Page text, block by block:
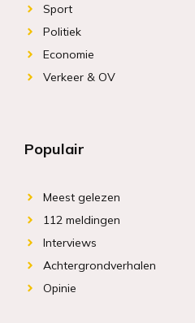
Sport
Politiek
Economie
Verkeer & OV
Populair
Meest gelezen
112 meldingen
Interviews
Achtergrondverhalen
Opinie